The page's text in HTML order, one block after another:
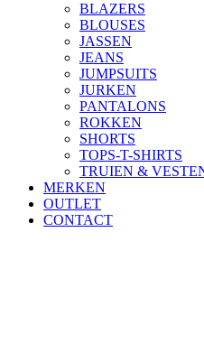
BLAZERS
BLOUSES
JASSEN
JEANS
JUMPSUITS
JURKEN
PANTALONS
ROKKEN
SHORTS
TOPS-T-SHIRTS
TRUIEN &
MERKEN
OUTLET
CONTACT